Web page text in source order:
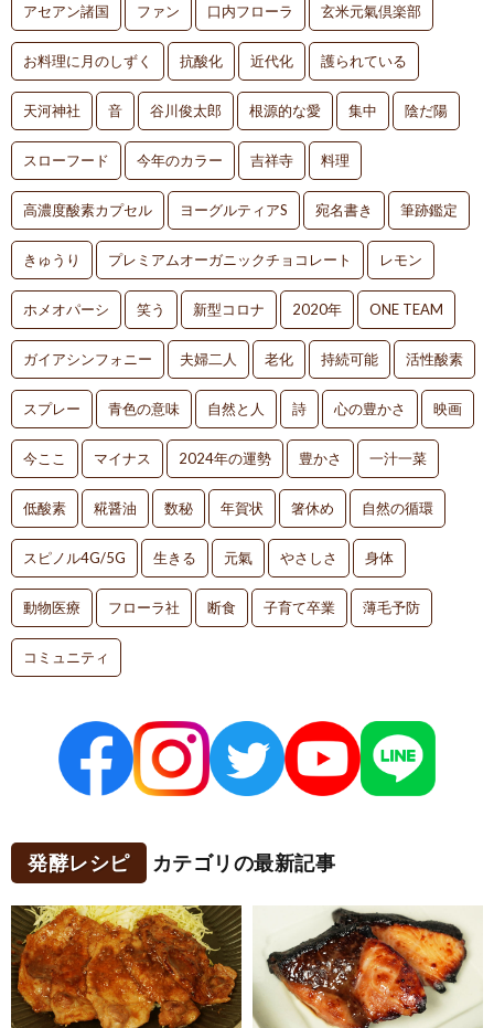
アセアン諸国 ファン 口内フローラ 玄米元氣倶楽部
お料理に月のしずく 抗酸化 近代化 護られている
天河神社 音 谷川俊太郎 根源的な愛 集中 陰だ陽
スローフード 今年のカラー 吉祥寺 料理
高濃度酸素カプセル ヨーグルティアS 宛名書き 筆跡鑑定
きゅうり プレミアムオーガニックチョコレート レモン
ホメオパーシ 笑う 新型コロナ 2020年 ONE TEAM
ガイアシンフォニー 夫婦二人 老化 持続可能 活性酸素
スプレー 青色の意味 自然と人 詩 心の豊かさ 映画
今ここ マイナス 2024年の運勢 豊かさ 一汁一菜
低酸素 糀醤油 数秘 年賀状 箸休め 自然の循環
スピノル4G/5G 生きる 元氣 やさしさ 身体
動物医療 フローラ社 断食 子育て卒業 薄毛予防
コミュニティ
発酵レシピ カテゴリの最新記事